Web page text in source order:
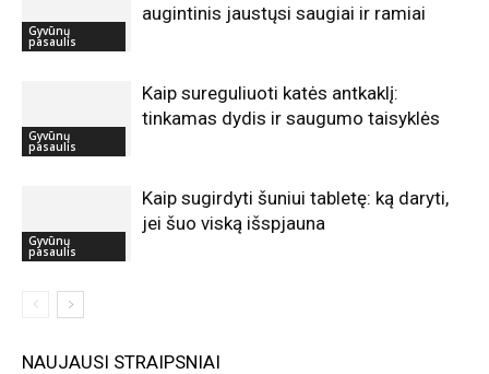
Gyvūnų
pasaulis
augintinis jaustųsi saugiai ir ramiai
Gyvūnų
pasaulis
Kaip sureguliuoti katės antkaklį:
tinkamas dydis ir saugumo taisyklės
Gyvūnų
pasaulis
Kaip sugirdyti šuniui tabletę: ką daryti,
jei šuo viską išspjauna
NAUJAUSI STRAIPSNIAI